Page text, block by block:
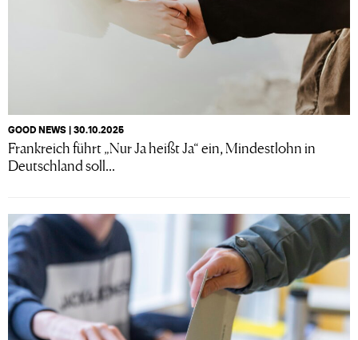
GOOD NEWS | 30.10.2025
Frankreich führt „Nur Ja heißt Ja“ ein, Mindestlohn in
Deutschland soll...